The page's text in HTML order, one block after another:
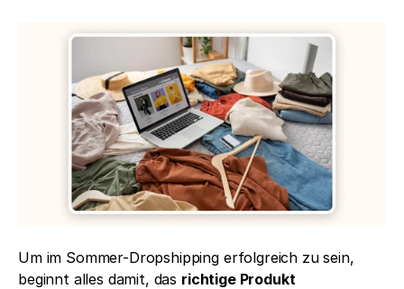
Um im Sommer-Dropshipping erfolgreich zu sein,
beginnt alles damit, das richtige Produkt